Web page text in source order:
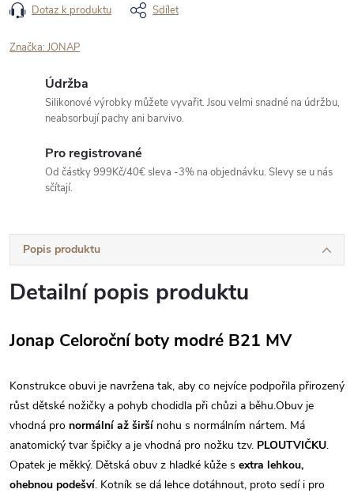
Dotaz k produktu Sdílet
Značka: JONAP
Údržba
Silikonové výrobky můžete vyvařit. Jsou velmi snadné na údržbu,
neabsorbují pachy ani barvivo.
Pro registrované
Od částky 999Kč/40€ sleva -3% na objednávku. Slevy se u nás
sčítají.
Popis produktu
Detailní popis produktu
Jonap Celoroční boty modré B21 MV
Konstrukce obuvi je navržena tak, aby co nejvíce podpořila přirozený
růst dětské nožičky a pohyb chodidla při chůzi a běhu.Obuv je
vhodná pro normální až širšínohu s normálním nártem. Má
anatomický tvar špičky a je vhodná pro nožku tzv. PLOUTVIČKU.
Opatek je měkký. Dětská obuv z hladké kůže s extra lehkou,
ohebnou podešví. Kotník se dá lehce dotáhnout, proto sedí i pro